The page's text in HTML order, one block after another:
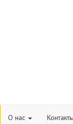
О нас